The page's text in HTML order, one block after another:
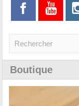
Boutique